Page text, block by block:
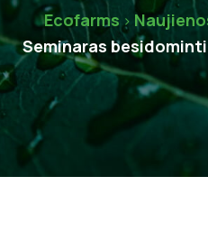
Ecofarms >
Seminaras